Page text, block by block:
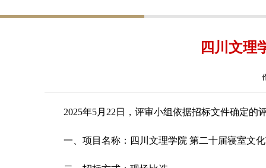
四川文理
2025年5月22日，评审小组依据招标文件确定
一、项目名称：四川文理学院 第二十届寝室文